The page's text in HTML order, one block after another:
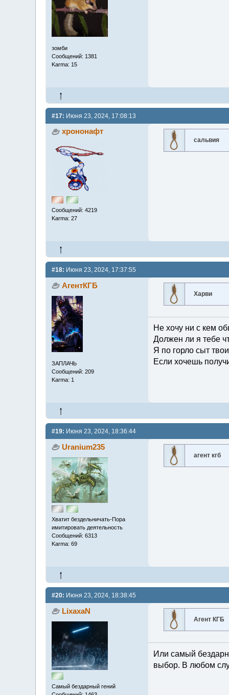
зомби
Сообщений: 1381
Karma: 15
#17: Июня 23, 2024, 17:08:13
хрононафт
Сообщений: 4219
Karma: 27
сальвия
#18: Июня 23, 2024, 17:37:55
АгентКГБ
ЗАПЛАЧЬ
Сообщений: 209
Karma: 1
Харви
Не хочу ни с кем
Должен ли я тебе
Я по горло сыт
Если хочешь
#19: Июня 23, 2024, 18:36:44
Uranium235
Хватит бездельничать-Пора
имитировать деятельность
Сообщений: 6313
Karma: 69
агент кгб
#20: Июня 23, 2024, 18:38:45
LixaxaN
Самый бездарный гений
Агент КГБ
Или самый
выбор. В любом